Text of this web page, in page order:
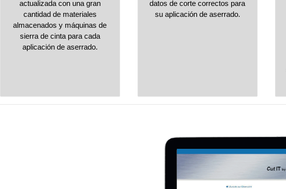
actualizada con una gran
cantidad de materiales
almacenados y máquinas de
sierra de cinta para cada
aplicación de aserrado.
datos de corte correctos para
su aplicación de aserrado.